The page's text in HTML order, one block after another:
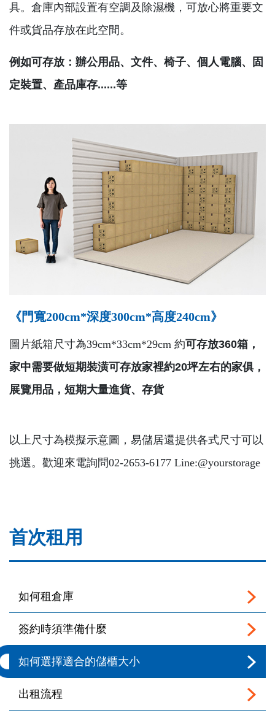
具。倉庫內部設置有空調及除濕機，可放心將重要文
件或貨品存放在此空間。
例如可存放：辦公用品、文件、椅子、個人電腦、固
定裝置、產品庫存......等
《門寬200cm*深度300cm*高度240cm》
圖片紙箱尺寸為39cm*33cm*29cm 約可存放360箱，
家中需要做短期裝潢可存放家裡約20坪左右的家俱，
展覽用品，短期大量進貨、存貨
以上尺寸為模擬示意圖，易儲居還提供各式尺寸可以
挑選。歡迎來電詢問02-2653-6177 Line:@yourstorage
首次租用
如何租倉庫
簽約時須準備什麼
如何選擇適合的儲櫃大小
出租流程